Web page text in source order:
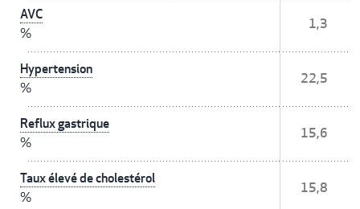
AVC
%
1,3
Hypertension
%
22,5
Reflux gastrique
%
15,6
Taux élevé de cholestérol
%
15,8